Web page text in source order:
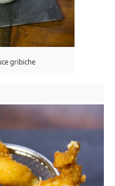
gribiche